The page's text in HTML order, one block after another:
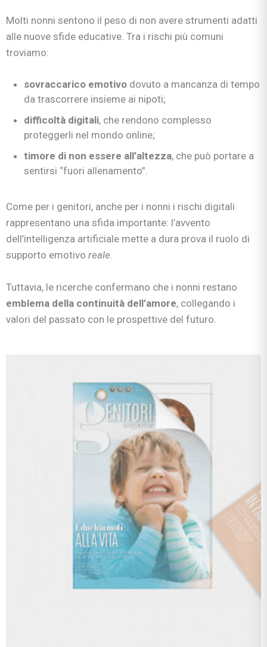
Molti nonni sentono il peso di non avere strumenti adatti
alle nuove sfide educative. Tra i rischi più comuni
troviamo:
sovraccarico emotivo dovuto a mancanza di tempo
da trascorrere insieme ai nipoti;
difficoltà digitali, che rendono complesso
proteggerli nel mondo online;
timore di non essere all’altezza, che può portare a
sentirsi “fuori allenamento”.
Come per i genitori, anche per i nonni i rischi digitali
rappresentano una sfida importante: l’avvento
dell’intelligenza artificiale mette a dura prova il ruolo di
supporto emotivo reale
Tuttavia, le ricerche confermano che i nonni restano
emblema della continuità dell’amore, collegando i
valori del passato con le prospettive del futuro.